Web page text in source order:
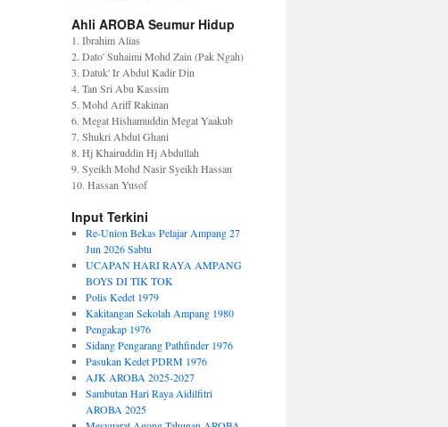
Ahli AROBA Seumur Hidup
1. Ibrahim Alias
2. Dato' Suhaimi Mohd Zain (Pak Ngah)
3. Datuk' Ir Abdul Kadir Din
4. Tan Sri Abu Kassim
5. Mohd Ariff Rakinan
6. Megat Hishamuddin Megat Yaakub
7. Shukri Abdul Ghani
8. Hj Khairuddin Hj Abdullah
9. Syeikh Mohd Nasir Syeikh Hassan
10. Hassan Yusof
Input Terkini
Re-Union Bekas Pelajar Ampang 27
Jun 2026 Sabtu
UCAPAN HARI RAYA AMPANG
BOYS DI TIK TOK
Polis Kedet 1979
Kakitangan Sekolah Ampang 1980
Pengakap 1976
Sidang Pengarang Pathfinder 1976
Pasukan Kedet PDRM 1976
AJK AROBA 2025-2027
Sambutan Hari Raya Aidilfitri
AROBA 2025